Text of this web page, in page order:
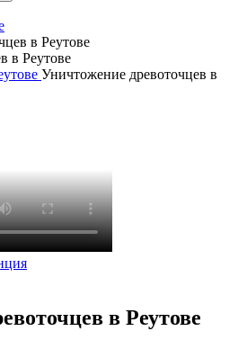
в Реутове
в Реутове
Уничтожение древоточцев в
в Реутове